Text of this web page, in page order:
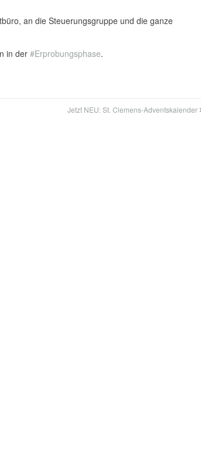
an die Steuerungsgruppe und die ganze
in der#Erprobungsphase.
Jetzt NEU: St. Clemens-Adventskalender